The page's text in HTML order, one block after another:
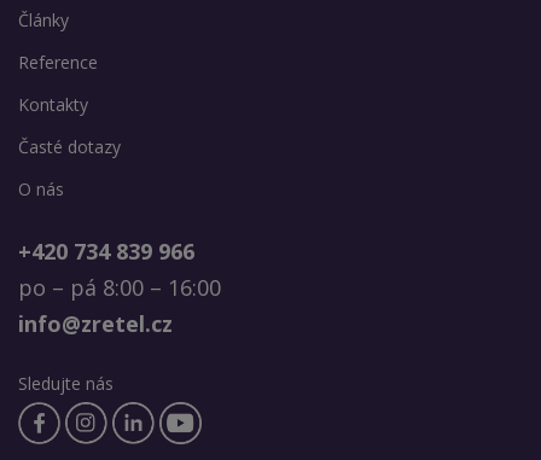
Články
Reference
Kontakty
Časté dotazy
O nás
+420 734 839 966
po – pá 8:00 – 16:00
info@zretel.cz
Sledujte nás